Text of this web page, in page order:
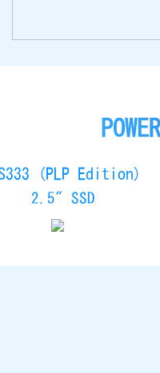
(PLP Edition)
2.5" SSD